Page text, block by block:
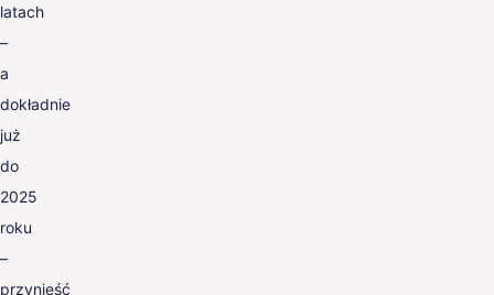
latach
–
a
dokładnie
już
do
2025
roku
–
przynieść